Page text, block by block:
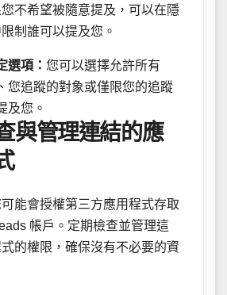
不希望被隨意提及，可以在隱
制誰可以提及您。
選項： 您可以選擇允許所有
您追蹤的對象或僅限您的追蹤
及您。
與管理連結的應
能會授權第三方應用程式存取
帳戶。定期檢查並管理這
的權限，確保沒有不必要的資